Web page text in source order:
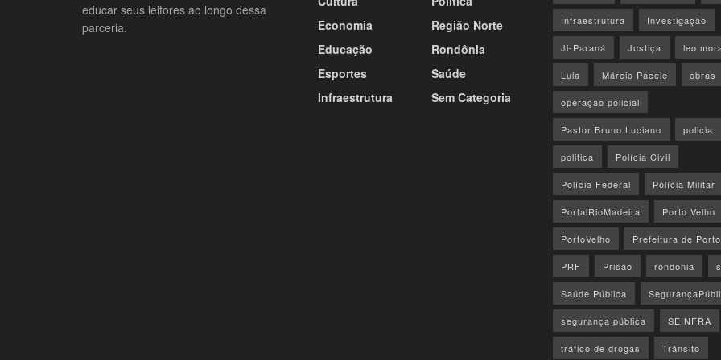
educar seus leitores ao longo dessa
parceria.
Economia
Educação
Esportes
Infraestrutura
Região Norte
Rondônia
Saúde
Sem Categoria
Infraestrutura Investigação
Ji-Paraná Justiça leo
Lula Márcio Pacele obras
operação policial
Pastor Bruno Luciano policia
politica Polícia Civil
Polícia Federal Polícia Militar
PortalRioMadeira Porto Velho
PortoVelho Prefeitura de
PRF Prisão rondonia
Saúde Pública
segurança pública SEINFRA
tráfico de drogas Trânsito